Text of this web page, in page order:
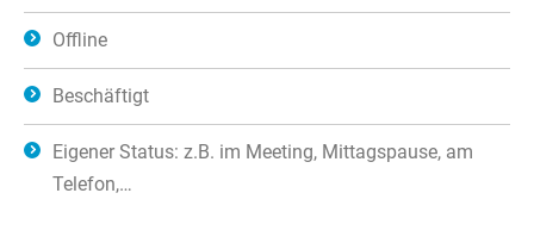
Offline
Beschäftigt
Eigener Status: z.B. im Meeting, Mittagspause, am
Telefon,…